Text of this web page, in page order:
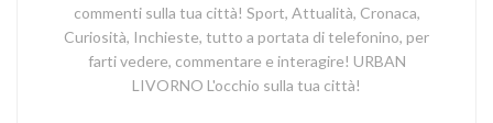
commenti sulla tua città! Sport, Attualità, Cronaca,
Curiosità, Inchieste, tutto a portata di telefonino, per
farti vedere, commentare e interagire! URBAN
LIVORNO L'occhio sulla tua città!